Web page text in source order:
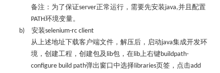
备注：为了保证server正常运行，需要先安装java,并且配置
PATH环境变量。
b)
安装selenium-rc client
从上述地址下载客户端文件，解压后，启动java集成开发环
境，创建工程，创建包及 lib包，在lib上右键buildpath-
configure build path弹出窗口中选择libraries页签，点击add